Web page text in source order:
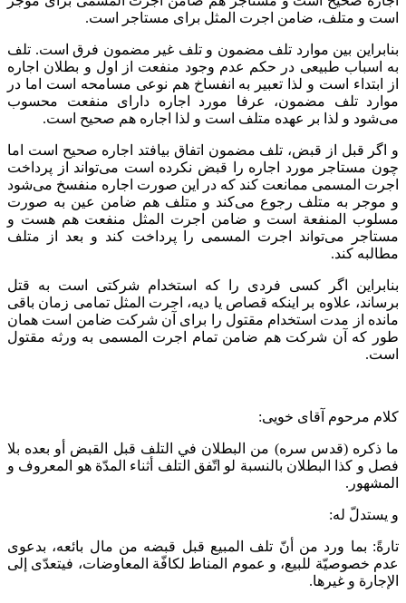
است و متلف، ضامن اجرت المثل برای مستاجر است.
بنابراین بین موارد تلف مضمون و تلف غیر مضمون فرق است. تلف
به اسباب طبیعی در حکم عدم وجود منفعت از اول و بطلان اجاره
از ابتداء است و لذا تعبیر به انفساخ هم نوعی مسامحه است اما در
موارد تلف مضمون، عرفا مورد اجاره دارای منفعت محسوب
می‌شود و لذا بر عهده متلف است و لذا اجاره هم صحیح است.
و اگر قبل از قبض، تلف مضمون اتفاق بیافتد اجاره صحیح است اما
چون مستاجر مورد اجاره را قبض نکرده است می‌تواند از پرداخت
اجرت المسمی ممانعت کند که در این صورت اجاره منفسخ می‌شود
و موجر به متلف رجوع می‌کند و متلف هم ضامن عین به صورت
مسلوب المنفعة است و ضامن اجرت المثل منفعت هم هست و
مستاجر می‌تواند اجرت المسمی را پرداخت کند و بعد از متلف
مطالبه کند.
بنابراین اگر کسی فردی را که استخدام شرکتی است به قتل
برساند، علاوه بر اینکه قصاص یا دیه، اجرت المثل تمامی زمان باقی
مانده از مدت استخدام مقتول را برای آن شرکت ضامن است همان
طور که آن شرکت هم ضامن تمام اجرت المسمی به ورثه مقتول
است.
کلام مرحوم آقای خویی:
ما ذكره (قدس سره) من البطلان في التلف قبل القبض أو بعده بلا
فصل و كذا البطلان بالنسبة لو اتّفق التلف أثناء المدّة هو المعروف و
المشهور.
و يستدلّ له:
تارةً: بما ورد من أنّ تلف المبيع قبل قبضه من مال بائعه، بدعوى
عدم خصوصيّة للبيع، و عموم المناط لكافّة المعاوضات، فيتعدّى إلى
الإجارة و غيرها.